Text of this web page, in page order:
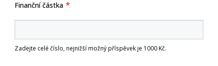
Finanční částka
Zadejte celé číslo, nejnižší možný příspěvek je 1000 Kč.